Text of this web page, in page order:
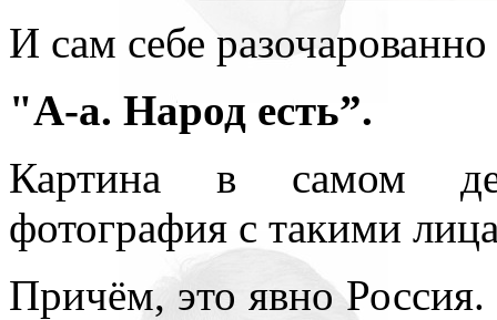
И сам себе разочарованно
"А-а. Народ есть”.
Картина в самом
фотография с такими
Причём, это явно